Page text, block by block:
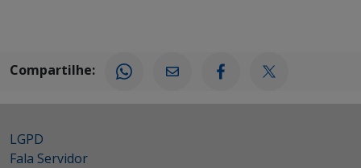
Compartilhe:
LGPD
Fala Servidor